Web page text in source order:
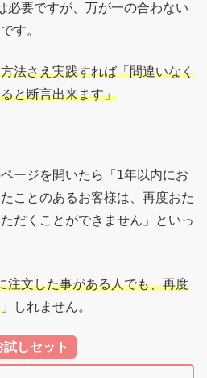
必要ですが、万が一の合わない
す。
法さえ実践すれば「間違いなく
と断言出来ます」
ージを開いたら「1年以内にお
ことのあるお客様は、再度おた
だくことができません」といっ
注文した事がある人でも、再度
」しれません。
しセット